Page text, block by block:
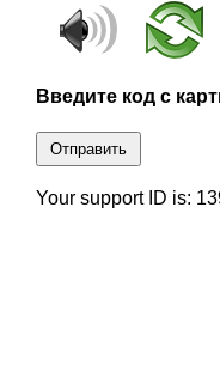
Введите код с
Отправить
Your support ID is: